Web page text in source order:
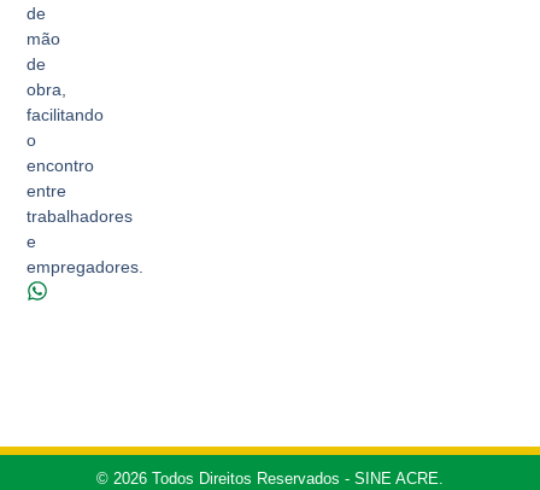
de
mão
de
obra,
facilitando
o
encontro
entre
trabalhadores
e
empregadores.
© 2026 Todos Direitos Reservados - SINE ACRE.